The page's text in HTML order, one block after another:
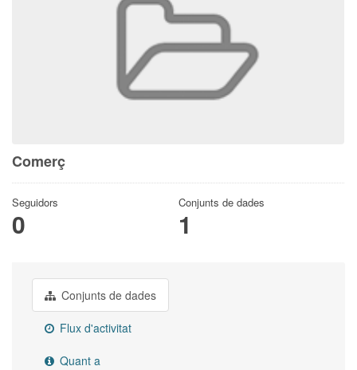
Comerç
Seguidors
0
Conjunts de dades
1
Conjunts de dades
Flux d'activitat
Quant a